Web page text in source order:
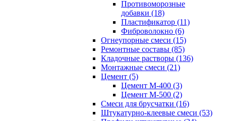
Противоморозные
добавки (18)
Пластификатор (11)
Фиброволокно (6)
Огнеупорные смеси (15)
Ремонтные составы (85)
Кладочные растворы (136)
Монтажные смеси (21)
Цемент (5)
Цемент М-400 (3)
Цемент М-500 (2)
Смеси для брусчатки (16)
Штукатурно-клеевые смеси (53)